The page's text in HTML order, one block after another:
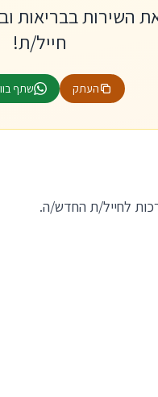
השירות בבריאות
חייל/ת!
העתק שתף
לחייל/ת החדש/ה.